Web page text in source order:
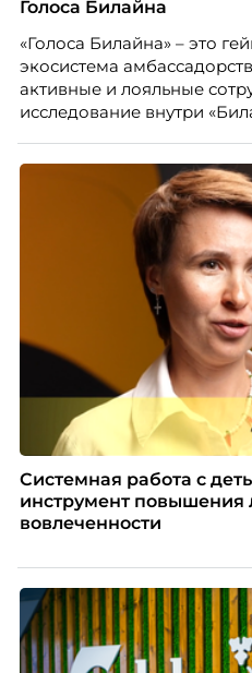
людей и как выявить
того, как он проявится в
Тимур Соколов, ключевой
стратегическому
культуры лидерства в
Голоса Билайна
«Голоса Билайна» – это
экосистема
активные и лояльные
исследование внутри
благодарности и
Системная работа с
инструмент повышения
вовлеченности